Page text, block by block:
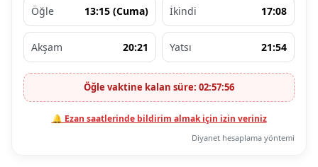
Öğle 13:15 (Cuma) İkindi 17:08
Akşam 20:21 Yatsı 21:54
Öğle vaktine kalan süre: 02:57:55
🔔 Ezan saatlerinde bildirim almak için izin veriniz
Diyanet hesaplama yöntemi